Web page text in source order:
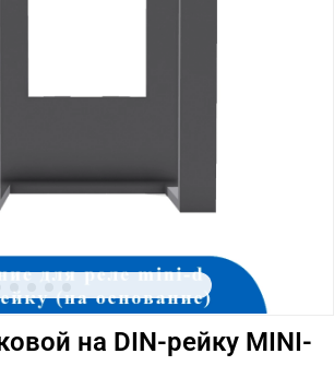
на DIN-рейку MINI-